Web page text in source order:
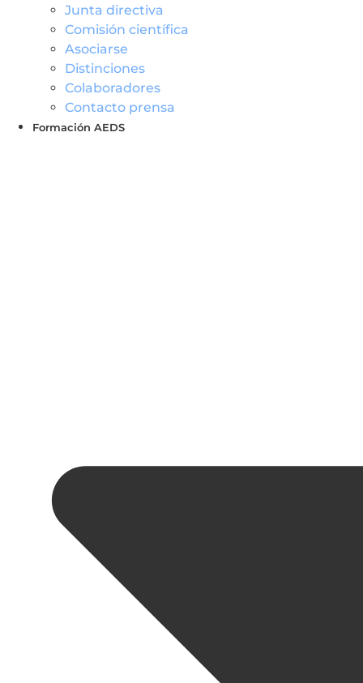
Junta directiva
Comisión científica
Asociarse
Distinciones
Colaboradores
Contacto prensa
Formación AEDS